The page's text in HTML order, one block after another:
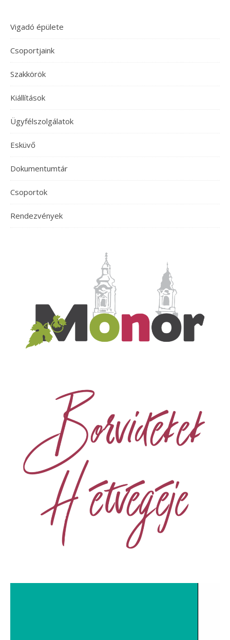
Vigadó épülete
Csoportjaink
Szakkörök
Kiállítások
Ügyfélszolgálatok
Esküvő
Dokumentumtár
Csoportok
Rendezvények